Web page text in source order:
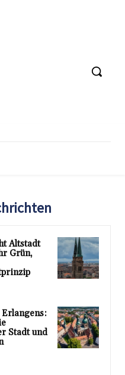
Altstadt
Grün,
Erlangens:
Stadt und